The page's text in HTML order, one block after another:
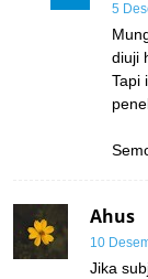
5
diuji
Tapi
Ahus
10
Jika